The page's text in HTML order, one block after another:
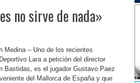
no sirve de nada»
Medina – Uno de los recientes
Lara a petición del director
Bastidas, es el jugador Gustavo Paez
del Mallorca de España y que